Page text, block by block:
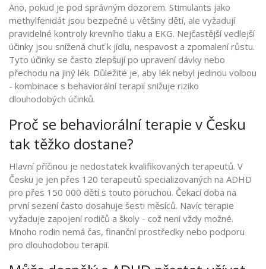
Ano, pokud je pod správným dozorem. Stimulants jako
methylfenidát jsou bezpečné u většiny dětí, ale vyžadují
pravidelné kontroly krevního tlaku a EKG. Nejčastější vedlejší
účinky jsou snížená chuť k jídlu, nespavost a zpomalení růstu.
Tyto účinky se často zlepšují po upravení dávky nebo
přechodu na jiný lék. Důležité je, aby lék nebyl jedinou volbou
- kombinace s behaviorální terapií snižuje riziko
dlouhodobých účinků.
Proč se behaviorální terapie v Česku
tak těžko dostane?
Hlavní příčinou je nedostatek kvalifikovaných terapeutů. V
Česku je jen přes 120 terapeutů specializovaných na ADHD
pro přes 150 000 dětí s touto poruchou. Čekací doba na
první sezení často dosahuje šesti měsíců. Navíc terapie
vyžaduje zapojení rodičů a školy - což není vždy možné.
Mnoho rodin nemá čas, finanční prostředky nebo podporu
pro dlouhodobou terapii.